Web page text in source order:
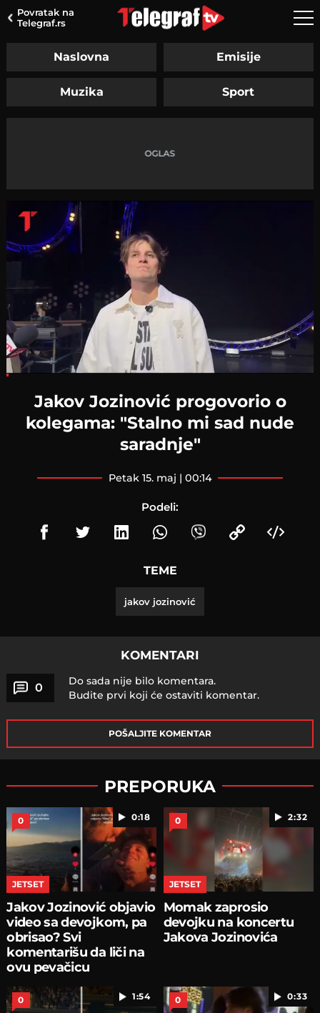
Povratak na
Telegraf.rs
Naslovna Emisije
Muzika Sport
Jakov Jozinović progovorio o
kolegama: "Stalno mi sad nude
saradnje"
petak 15. maj | 00:14
Podeli:
TEME
jakov jozinović
KOMENTARI
0
Do sada nije bilo komentara.
Budite prvi koji će ostaviti komentar.
POŠALJITE KOMENTAR
PREPORUKA
0:18
0
JETSET
Jakov Jozinović objavio
video sa devojkom, pa
obrisao? Svi
komentarišu da liči na
ovu pevačicu
2:32
0
JETSET
Momak zaprosio
devojku na koncertu
Jakova Jozinovića
1:54
0 0:33
0